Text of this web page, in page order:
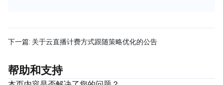
下一篇: 关于云直播计费方式跟随策略优化的公告
帮助和支持